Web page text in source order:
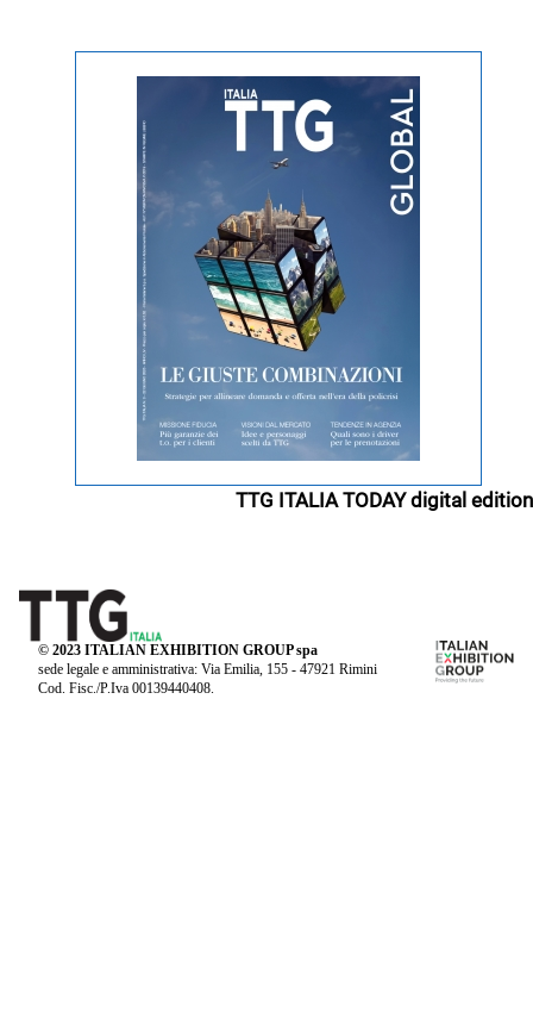
TTG ITALIA TODAY digital edition
© 2023 ITALIAN EXHIBITION GROUP spa
sede legale e amministrativa: Via Emilia, 155 - 47921 Rimini
Cod. Fisc./P.Iva 00139440408.